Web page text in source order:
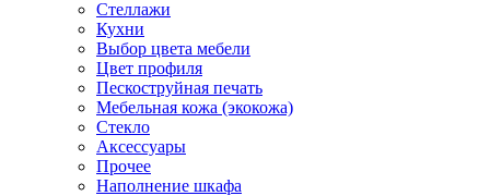
Стеллажи
Кухни
Выбор цвета мебели
Цвет профиля
Пескоструйная печать
Мебельная кожа (экокожа)
Стекло
Аксессуары
Прочее
Наполнение шкафа